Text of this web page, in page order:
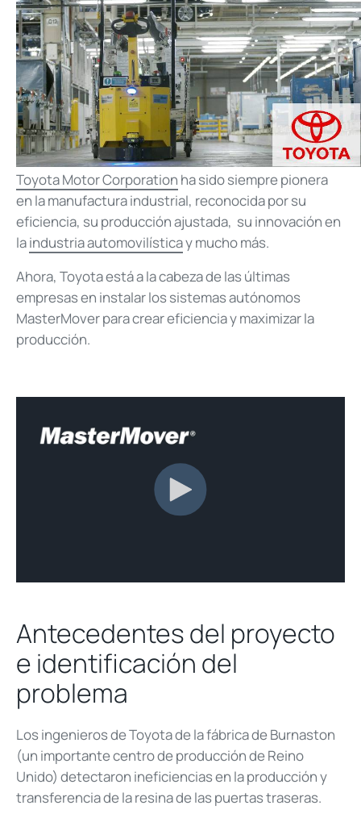
Toyota Motor Corporation ha sido siempre pionera
en la manufactura industrial, reconocida por su
eficiencia, su producción ajustada, su innovación en
laindustria automovilísticay mucho más.
Ahora, Toyota está a la cabeza de las últimas
empresas en instalar los sistemas autónomos
MasterMover para crear eficiencia y maximizar la
producción.
Antecedentes del proyecto
e identificación del
problema
Los ingenieros de Toyota de la fábrica de Burnaston
(un importante centro de producción de Reino
Unido) detectaron ineficiencias en la producción y
transferencia de la resina de las puertas traseras.